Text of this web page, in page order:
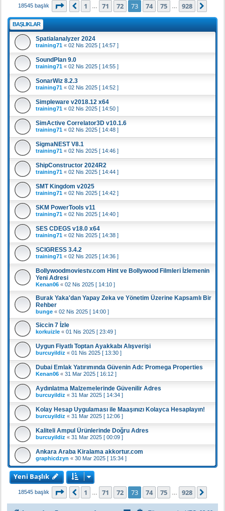
18545 başlık . sayfa (Toplam928sayfa)
Önceki
1 71 72 73 74 75 928
BAŞLIKLAR
Spatialanalyzer 2024
training71 « 02 Nis 2025 [ 14:57 ]
SoundPlan 9.0
training71 « 02 Nis 2025 [ 14:55 ]
SonarWiz 8.2.3
training71 « 02 Nis 2025 [ 14:52 ]
Simpleware v2018.12 x64
training71 « 02 Nis 2025 [ 14:50 ]
SimActive Correlator3D v10.1.6
training71 « 02 Nis 2025 [ 14:48 ]
SigmaNEST V8.1
training71 « 02 Nis 2025 [ 14:46 ]
ShipConstructor 2024R2
training71 « 02 Nis 2025 [ 14:44 ]
SMT Kingdom v2025
training71 « 02 Nis 2025 [ 14:42 ]
SKM PowerTools v11
training71 « 02 Nis 2025 [ 14:40 ]
SES CDEGS v18.0 x64
training71 « 02 Nis 2025 [ 14:38 ]
SCIGRESS 3.4.2
training71 « 02 Nis 2025 [ 14:36 ]
Bollywoodmoviestv.com Hint ve Bollywood Filmleri İzlemenin
Yeni Adresi
Kenan06 « 02 Nis 2025 [ 14:10 ]
Burak Yaka'dan Yapay Zeka ve Yönetim Üzerine Kapsamlı Bir
Rehber
bunge « 02 Nis 2025 [ 14:00 ]
Siccin 7 İzle
korkuizle « 01 Nis 2025 [ 23:49 ]
Uygun Fiyatlı Toptan Ayakkabı Alışverişi
burcuyildiz « 01 Nis 2025 [ 13:30 ]
Dubai Emlak Yatırımında Güvenin Adı: Promega Properties
Kenan06 « 31 Mar 2025 [ 16:12 ]
Aydınlatma Malzemelerinde Güvenilir Adres
burcuyildiz « 31 Mar 2025 [ 14:34 ]
Kolay Hesap Uygulaması ile Maaşınızı Kolayca Hesaplayın!
burcuyildiz « 31 Mar 2025 [ 12:06 ]
Kaliteli Ampul Ürünlerinde Doğru Adres
burcuyildiz « 31 Mar 2025 [ 00:09 ]
Ankara Araba Kiralama akkortur.com
graphicdzyn « 30 Mar 2025 [ 15:34 ]
Yeni Başlık
18545 başlık . sayfa (Toplam928sayfa)
Önceki
1 71 72 73 74 75 928